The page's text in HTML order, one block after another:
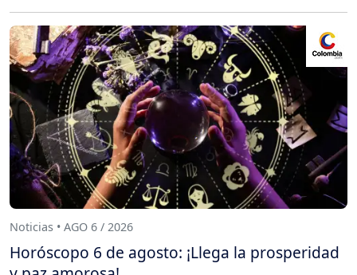
Noticias • AGO 6 / 2026
Horóscopo 6 de agosto: ¡Llega la prosperidad